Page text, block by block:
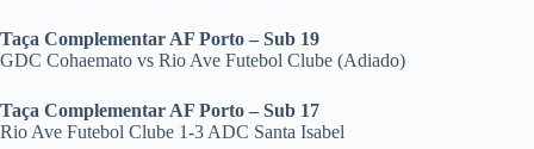
Taça Complementar AF Porto – Sub 19
GDC Cohaemato vs Rio Ave Futebol Clube (Adiado)
Taça Complementar AF Porto – Sub 17
Rio Ave Futebol Clube 1-3 ADC Santa Isabel